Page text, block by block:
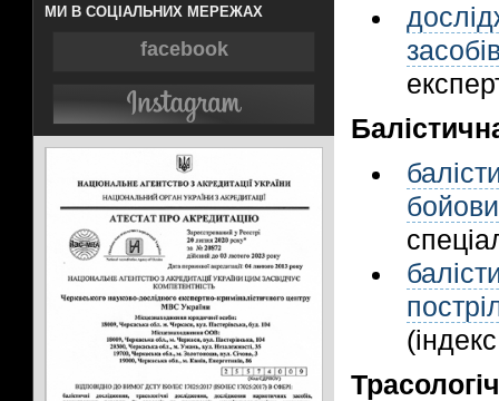
МИ В СОЦІАЛЬНИХ МЕРЕЖАХ
facebook